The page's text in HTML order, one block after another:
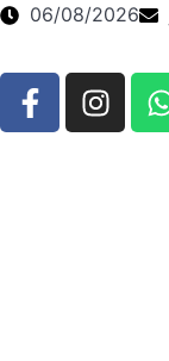
06/08/2026